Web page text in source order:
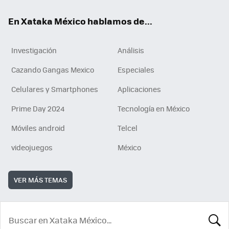
En Xataka México hablamos de...
Investigación
Análisis
Cazando Gangas Mexico
Especiales
Celulares y Smartphones
Aplicaciones
Prime Day 2024
Tecnología en México
Móviles android
Telcel
videojuegos
México
VER MÁS TEMAS